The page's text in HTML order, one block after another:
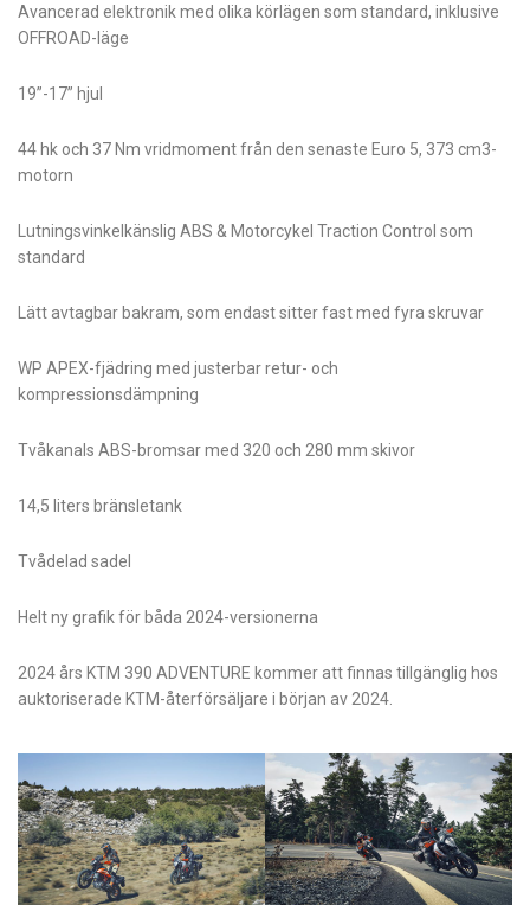
Avancerad elektronik med olika körlägen som standard, inklusive
OFFROAD-läge
19”-17” hjul
44 hk och 37 Nm vridmoment från den senaste Euro 5, 373 cm3-
motorn
Lutningsvinkelkänslig ABS & Motorcykel Traction Control som
standard
Lätt avtagbar bakram, som endast sitter fast med fyra skruvar
WP APEX-fjädring med justerbar retur- och
kompressionsdämpning
Tvåkanals ABS-bromsar med 320 och 280 mm skivor
14,5 liters bränsletank
Tvådelad sadel
Helt ny grafik för båda 2024-versionerna
2024 års KTM 390 ADVENTURE kommer att finnas tillgänglig hos
auktoriserade KTM-återförsäljare i början av 2024.